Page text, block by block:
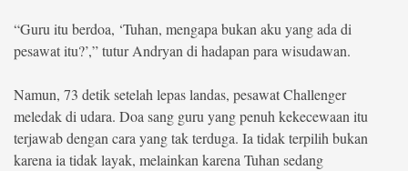
“Guru itu berdoa, ‘Tuhan, mengapa bukan aku yang ada di
pesawat itu?’,” tutur Andryan di hadapan para wisudawan.
Namun, 73 detik setelah lepas landas, pesawat Challenger
meledak di udara. Doa sang guru yang penuh kekecewaan itu
terjawab dengan cara yang tak terduga. Ia tidak terpilih bukan
karena ia tidak layak, melainkan karena Tuhan sedang